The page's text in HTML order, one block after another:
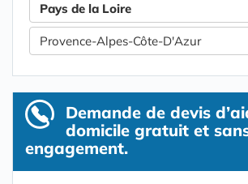
Pays de la Loire
Provence-Alpes-Côte-D'Azur
Demande de devis
domicile gratuit et
engagement.